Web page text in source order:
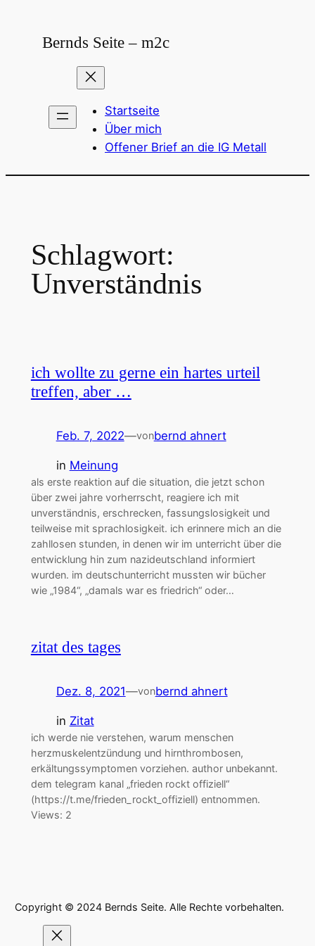
springenBernds Seite – m2c
Startseite
Über mich
Offener Brief an die IG Metall
Schlagwort:
Unverständnis
ich wollte zu gerne ein hartes urteil
treffen, aber …
Feb. 7, 2022—vonbernd ahnert
in Meinung
als erste reaktion auf die situation, die jetzt schon
über zwei jahre vorherrscht, reagiere ich mit
unverständnis, erschrecken, fassungslosigkeit und
teilweise mit sprachlosigkeit. ich erinnere mich an die
zahllosen stunden, in denen wir im unterricht über die
entwicklung hin zum nazideutschland informiert
wurden. im deutschunterricht mussten wir bücher
wie „1984“, „damals war es friedrich“ oder…
zitat des tages
Dez. 8, 2021—vonbernd ahnert
in Zitat
ich werde nie verstehen, warum menschen
herzmuskelentzündung und hirnthrombosen,
erkältungssymptomen vorziehen. author unbekannt.
dem telegram kanal „frieden rockt offiziell“
(https://t.me/frieden_rockt_offiziell) entnommen.
Views: 2
Copyright © 2024 Bernds Seite. Alle Rechte vorbehalten.